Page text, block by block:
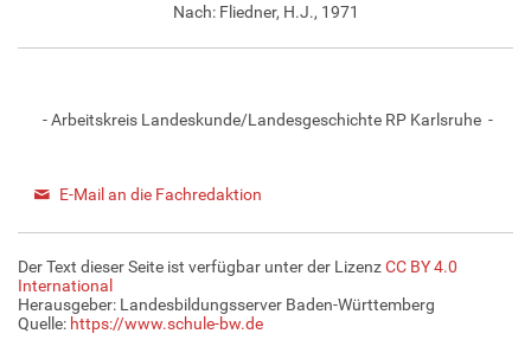
Nach: Fliedner, H.J., 1971
- Arbeitskreis Landeskunde/Landesgeschichte RP Karlsruhe -
E-Mail an die Fachredaktion
Der Text dieser Seite ist verfügbar unter der LizenzCC BY 4.0
International
Herausgeber: Landesbildungsserver Baden-Württemberg
Quelle: https://www.schule-bw.de